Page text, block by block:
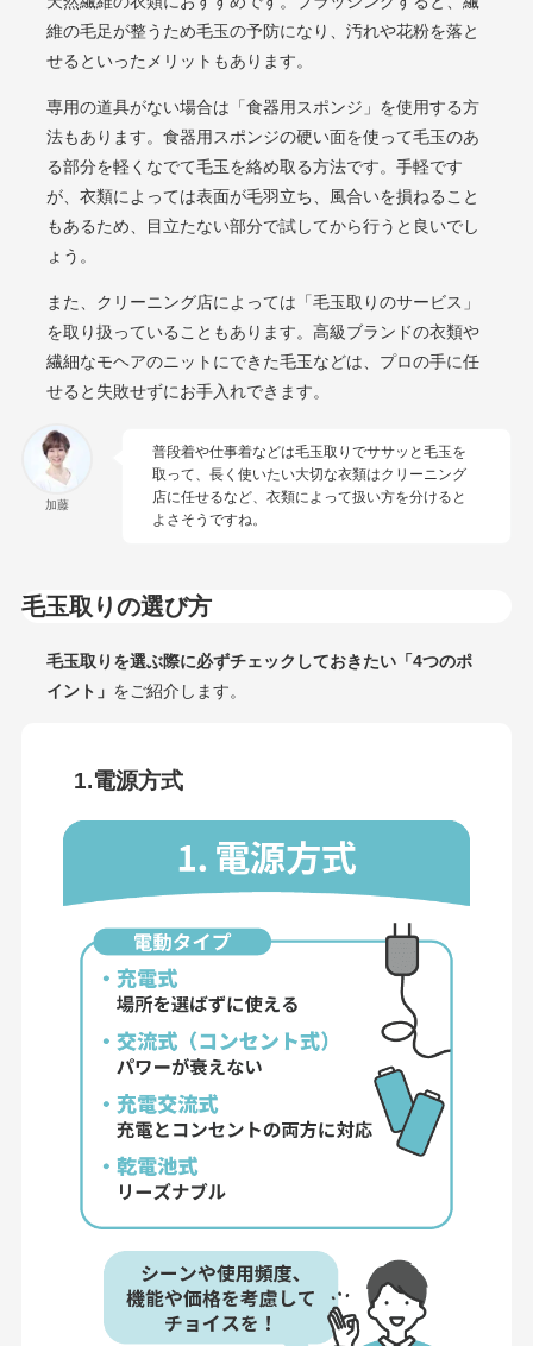
維の毛足が整うため毛玉の予防になり、汚れや花粉を落と
せるといったメリットもあります。
専用の道具がない場合は「食器用スポンジ」を使用する方
法もあります。食器用スポンジの硬い面を使って毛玉のあ
る部分を軽くなでて毛玉を絡め取る方法です。手軽です
が、衣類によっては表面が毛羽立ち、風合いを損ねること
もあるため、目立たない部分で試してから行うと良いでし
ょう。
また、クリーニング店によっては「毛玉取りのサービス」
を取り扱っていることもあります。高級ブランドの衣類や
繊細なモヘアのニットにできた毛玉などは、プロの手に任
せると失敗せずにお手入れできます。
加藤
普段着や仕事着などは毛玉取りでササッと毛玉を
取って、長く使いたい大切な衣類はクリーニング
店に任せるなど、衣類によって扱い方を分けると
よさそうですね。
毛玉取りの選び方
毛玉取りを選ぶ際に必ずチェックしておきたい「4つのポ
イント」 をご紹介します。
1.電源方式